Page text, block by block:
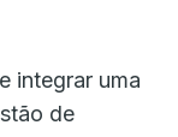
integrar uma
de